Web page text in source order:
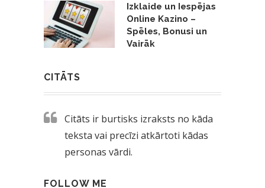
Izklaide un Iespējas
Online Kazino –
Spēles, Bonusi un
Vairāk
CITĀTS
Citāts ir burtisks izraksts no kāda
teksta vai precīzi atkārtoti kādas
personas vārdi.
FOLLOW ME